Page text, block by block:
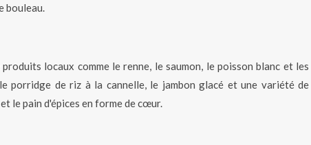
bouleau.
locaux comme le renne, le saumon, le poisson blanc et les
porridge de riz à la cannelle, le jambon glacé et une variété de
le pain d'épices en forme de cœur.